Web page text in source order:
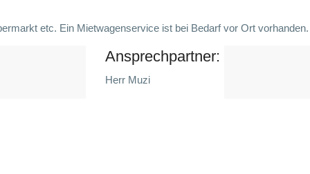
etc. Ein Mietwagenservice ist bei Bedarf vor Ort
Ansprechpartner:
Herr Muzi